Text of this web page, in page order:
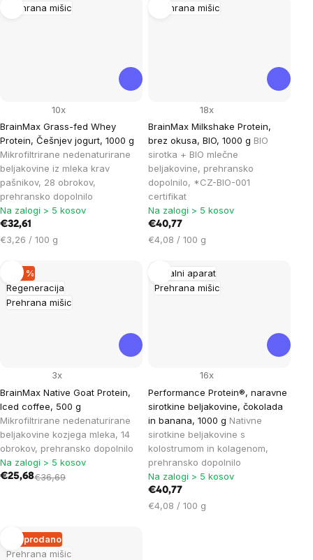
Prehrana mišic
BrainMax Grass-fed Whey
Protein, Češnjev jogurt, 1000 g
Mikrofiltrirane nedenaturirane
beljakovine iz mleka krav
pašnikov, 28 obrokov,
prehransko dopolnilo
10x
Na zalogi > 5 kosov
€32,61
Cena
enoto:
€3,26 / 100 g
Prehrana mišic
BrainMax Milkshake Protein,
brez okusa, BIO, 1000 g BIO
sirotka + BIO mlečne
beljakovine, prehransko
dopolnilo, *CZ-BIO-001
certifikat
18x
Na zalogi > 5 kosov
€40,77
Cena
enoto:
€4,08 / 100 g
Regeneracija
Prehrana mišic
–30 %
BrainMax Native Goat Protein,
Iced coffee, 500 g
Mikrofiltrirane nedenaturirane
beljakovine kozjega mleka, 14
obrokov, prehransko dopolnilo
3x
Na zalogi > 5 kosov
€25,68€36,69
Gibalni aparat
Prehrana mišic
Performance Protein®, naravne
sirotkine beljakovine, čokolada
in banana, 1000 g Nativne
sirotkine beljakovine s
kolostrumom in kolagenom,
prehransko dopolnilo
16x
Na zalogi > 5 kosov
€40,77
Cena
€4,08 / 100 g
Prehrana mišic
Razprodano